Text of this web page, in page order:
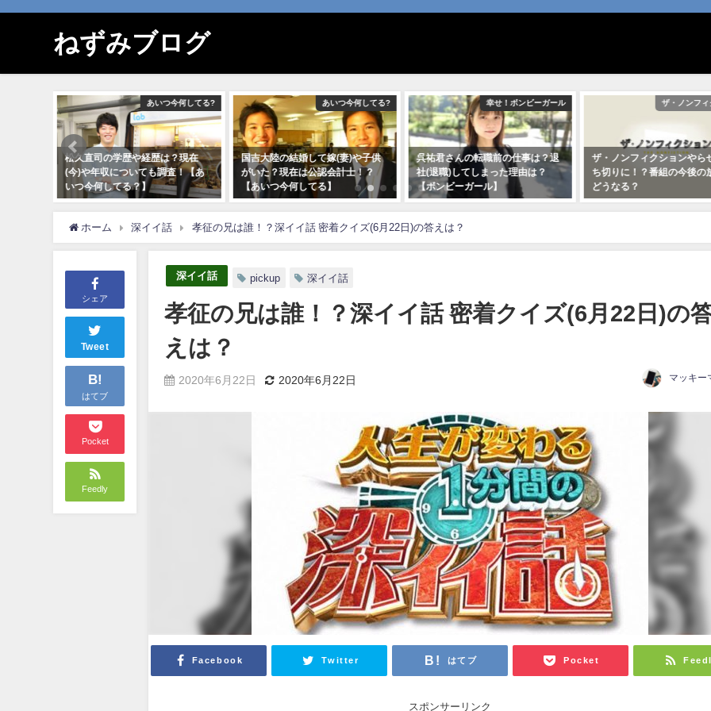
ねずみブログ
あいつ今何してる?
国吉大陸の結婚して嫁(妻)や子供
がいた？現在は公認会計士！？
【あいつ今何してる】
幸せ！ボンビーガール
呉祐君さんの転職前の仕事は？退
社(退職)してしまった理由は？
【ボンビーガール】
ザ・ノンフィクション
ザ・ノンフィクションやらせで打
ち切りに！？番組の今後の放送は
どうなる？
ザ・ノ
續(つづき)夕美子の夫(
は病気で死亡！？給料
くら？【ザノンフィク
ホーム 深イイ話 孝征の兄は誰！？深イイ話 密着クイズ(6月22日)の答えは？
シェア
Tweet
B!
はてブ
Pocket
Feedly
深イイ話 pickup 深イイ話
孝征の兄は誰！？深イイ話 密着クイズ(6月22日)の
えは？
2020年6月22日 2020年6月22日 マッキー
Facebook Twitter はてブ Pocket
スポンサーリンク